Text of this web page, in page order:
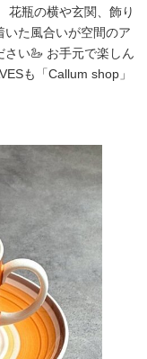
花瓶の横や玄関、飾り
た風合いが空間のア
い🦢 お手元で楽しん
も「Callum shop」